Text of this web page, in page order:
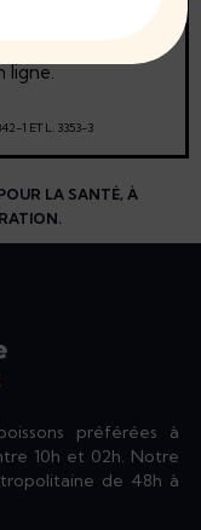
ligne.
1 ET L. 3353-3
LA SANTÉ, À
préférées à
10h et 02h. Notre
de 48h à